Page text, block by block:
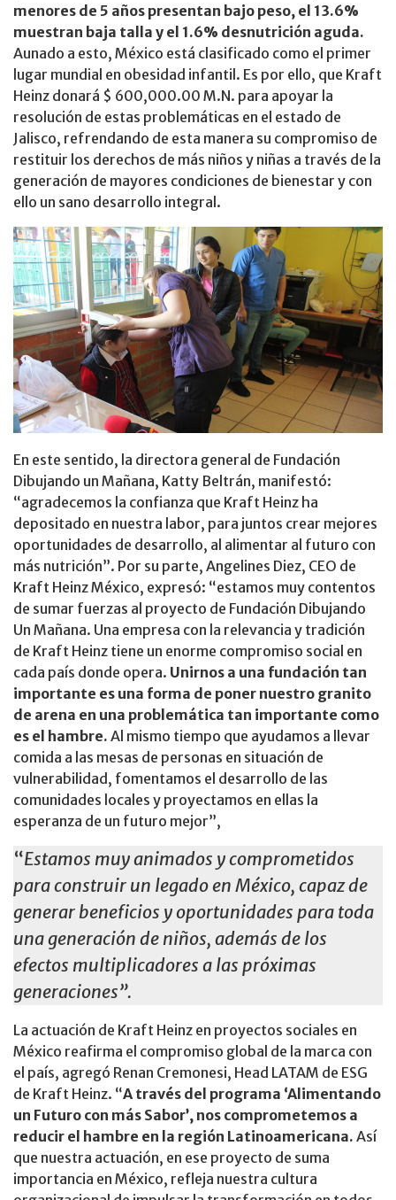
menores de 5 años presentan bajo peso, el 13.6%
muestran baja talla y el 1.6% desnutrición aguda.
Aunado a esto, México está clasificado como el primer
lugar mundial en obesidad infantil. Es por ello, que Kraft
Heinz donará $ 600,000.00 M.N. para apoyar la
resolución de estas problemáticas en el estado de
Jalisco, refrendando de esta manera su compromiso de
restituir los derechos de más niños y niñas a través de la
generación de mayores condiciones de bienestar y con
ello un sano desarrollo integral.
En este sentido, la directora general de Fundación
Dibujando un Mañana, Katty Beltrán, manifestó:
“agradecemos la confianza que Kraft Heinz ha
depositado en nuestra labor, para juntos crear mejores
oportunidades de desarrollo, al alimentar al futuro con
más nutrición”. Por su parte, Angelines Diez, CEO de
Kraft Heinz México, expresó: “estamos muy contentos
de sumar fuerzas al proyecto de Fundación Dibujando
Un Mañana. Una empresa con la relevancia y tradición
de Kraft Heinz tiene un enorme compromiso social en
cada país donde opera. Unirnos a una fundación tan
importante es una forma de poner nuestro granito
de arena en una problemática tan importante como
es el hambre. Al mismo tiempo que ayudamos a llevar
comida a las mesas de personas en situación de
vulnerabilidad, fomentamos el desarrollo de las
comunidades locales y proyectamos en ellas la
esperanza de un futuro mejor”,
“Estamos muy animados y comprometidos
para construir un legado en México, capaz de
generar beneficios y oportunidades para toda
una generación de niños, además de los
efectos multiplicadores a las próximas
generaciones”.
La actuación de Kraft Heinz en proyectos sociales en
México reafirma el compromiso global de la marca con
el país, agregó Renan Cremonesi, Head LATAM de ESG
de Kraft Heinz. “A través del programa ‘Alimentando
un Futuro con más Sabor’, nos comprometemos a
reducir el hambre en la región Latinoamericana. Así
que nuestra actuación, en ese proyecto de suma
importancia en México, refleja nuestra cultura